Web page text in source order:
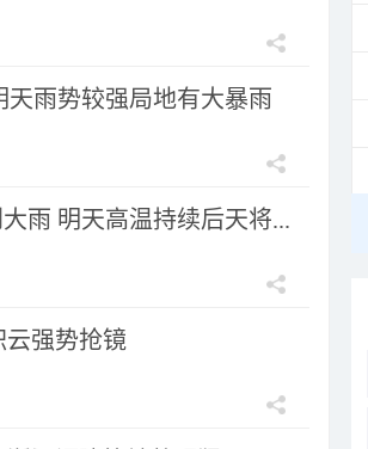
雨势较强局地有大暴雨
雨 明天高温持续后天将...
云强势抢镜